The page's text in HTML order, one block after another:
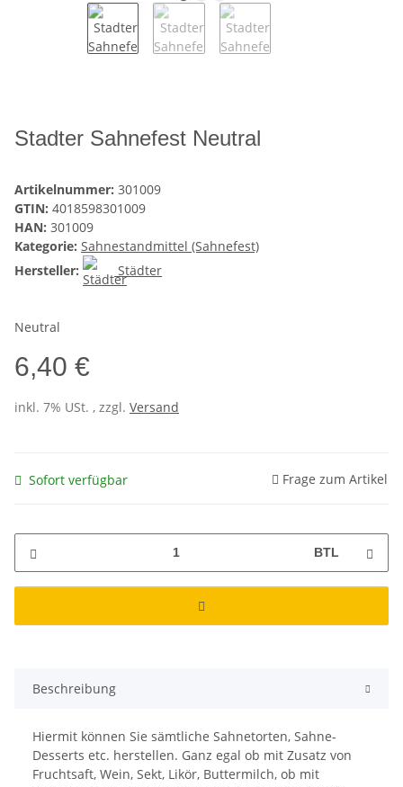
Stadter Sahnefest Neutral
Artikelnummer: 301009
GTIN: 4018598301009
HAN: 301009
Kategorie: Sahnestandmittel (Sahnefest)
Hersteller:
Städter
Neutral
6,40 €
inkl. 7% USt. , zzgl. Versand
Sofort verfügbar Frage zum Artikel
BTL
Beschreibung
Hiermit können Sie sämtliche Sahnetorten, Sahne-
Desserts etc. herstellen. Ganz egal ob mit Zusatz von
Fruchtsaft, Wein, Sekt, Likör, Buttermilch, ob mit